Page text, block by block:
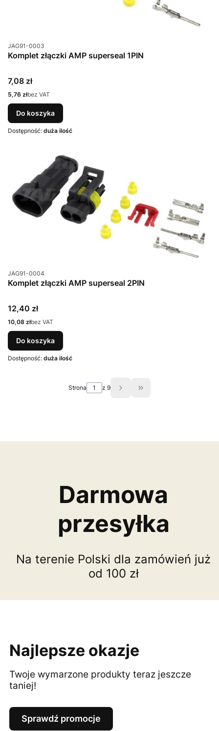
Kod produktu
JAG91-0003
Komplet złączki AMP superseal 1PIN
Cena
7,08 zł
Cena
5,76 złbez VAT
Do koszyka
Dostępność: duża ilość
Kod produktu
JAG91-0004
Komplet złączki AMP superseal 2PIN
Cena
12,40 zł
Cena
10,08 złbez VAT
Do koszyka
Dostępność: duża ilość
Strona z 9 Przejdź do ostatniej
Darmowa
przesyłka
Na terenie Polski dla zamówień już
od 100 zł
Najlepsze okazje
Twoje wymarzone produkty teraz jeszcze
taniej!
Sprawdź promocje